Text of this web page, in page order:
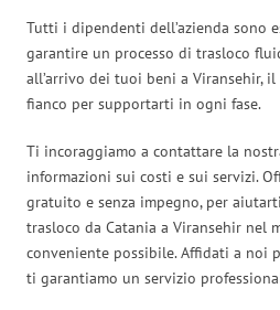
Tutti i dipendenti dell’azienda sono
garantire un processo di trasloco
all’arrivo dei tuoi beni a Viransehir,
fianco per supportarti in ogni fase.
Ti incoraggiamo a contattare la
informazioni sui costi e sui servizi.
gratuito e senza impegno, per
trasloco da Catania a Viransehir nel
conveniente possibile. Affidati a noi
ti garantiamo un servizio